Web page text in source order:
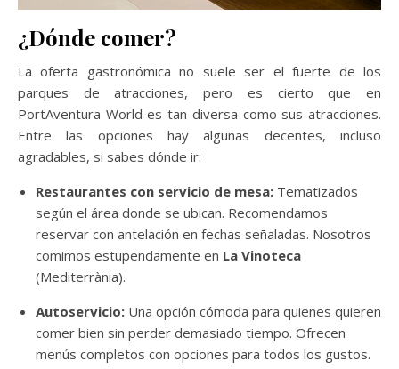
¿Dónde comer?
La oferta gastronómica no suele ser el fuerte de los
parques de atracciones, pero es cierto que en
PortAventura World es tan diversa como sus atracciones.
Entre las opciones hay algunas decentes, incluso
agradables, si sabes dónde ir:
Restaurantes con servicio de mesa: Tematizados
según el área donde se ubican. Recomendamos
reservar con antelación en fechas señaladas. Nosotros
comimos estupendamente en La Vinoteca
(Mediterrània).
Autoservicio: Una opción cómoda para quienes quieren
comer bien sin perder demasiado tiempo. Ofrecen
menús completos con opciones para todos los gustos.